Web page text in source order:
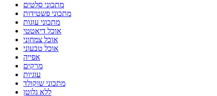
מתכוני סלטים
מתכוני פשטידות
מתכוני עוגות
אוכל דיאטטי
אוכל צמחוני
אוכל טבעוני
אפייה
מרקים
עוגיות
מתכוני שוקולד
ללא גלוטן